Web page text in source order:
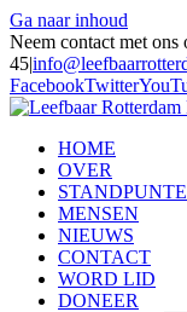
Ga naar inhoud
Neem contact met ons
45|
FacebookTwitter
HOME
OVER
MENSEN
NIEUWS
CONTACT
WORD LID
DONEER